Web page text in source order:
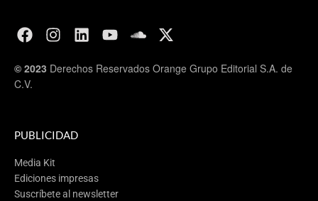
© 2023 Derechos Reservados Orange Grupo Editorial S.A. de
C.V.
PUBLICIDAD
Media Kit
Ediciones impresas
Suscríbete al newsletter